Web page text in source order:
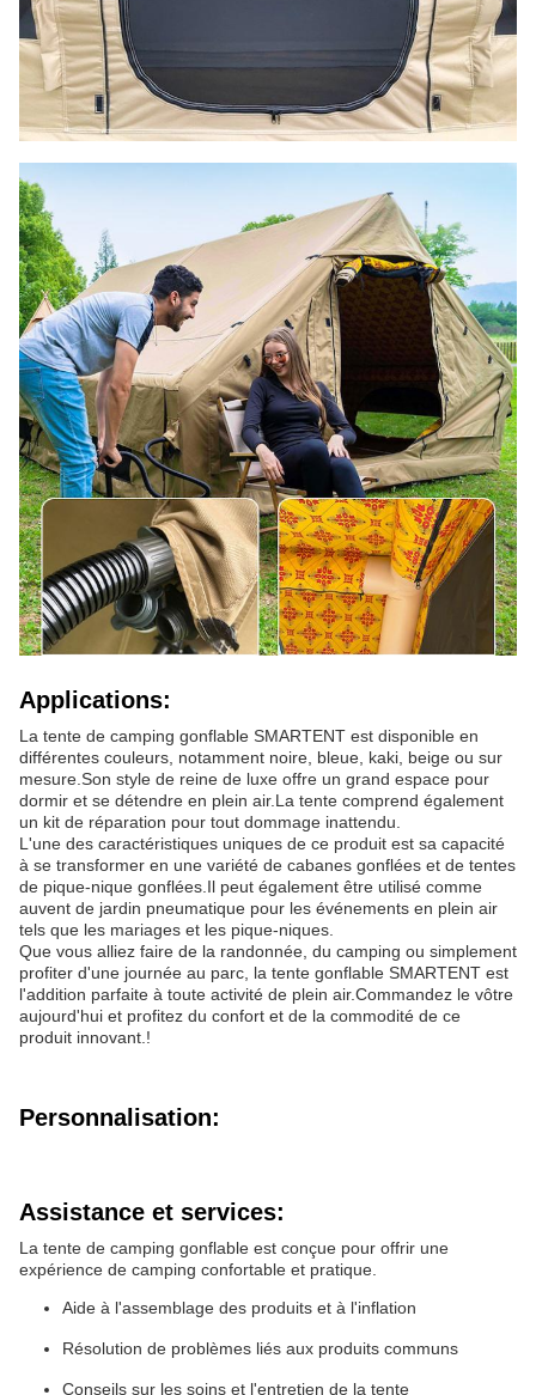
Applications:
La tente de camping gonflable SMARTENT est disponible en
différentes couleurs, notamment noire, bleue, kaki, beige ou sur
mesure.Son style de reine de luxe offre un grand espace pour
dormir et se détendre en plein air.La tente comprend également
un kit de réparation pour tout dommage inattendu.
L'une des caractéristiques uniques de ce produit est sa capacité
à se transformer en une variété de cabanes gonflées et de tentes
de pique-nique gonflées.Il peut également être utilisé comme
auvent de jardin pneumatique pour les événements en plein air
tels que les mariages et les pique-niques.
Que vous alliez faire de la randonnée, du camping ou simplement
profiter d'une journée au parc, la tente gonflable SMARTENT est
l'addition parfaite à toute activité de plein air.Commandez le vôtre
aujourd'hui et profitez du confort et de la commodité de ce
produit innovant.!
Personnalisation:
Assistance et services:
La tente de camping gonflable est conçue pour offrir une
expérience de camping confortable et pratique.
Aide à l'assemblage des produits et à l'inflation
Résolution de problèmes liés aux produits communs
Conseils sur les soins et l'entretien de la tente